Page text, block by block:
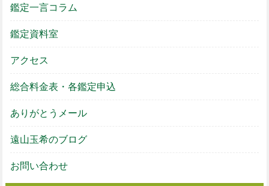
鑑定一言コラム
鑑定資料室
アクセス
総合料金表・各鑑定申込
ありがとうメール
遠山玉希のブログ
お問い合わせ